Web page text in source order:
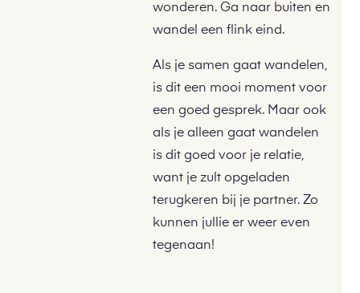
wonderen. Ga naar buiten en
wandel een flink eind.
Als je samen gaat wandelen,
is dit een mooi moment voor
een goed gesprek. Maar ook
als je alleen gaat wandelen
is dit goed voor je relatie,
want je zult opgeladen
terugkeren bij je partner. Zo
kunnen jullie er weer even
tegenaan!